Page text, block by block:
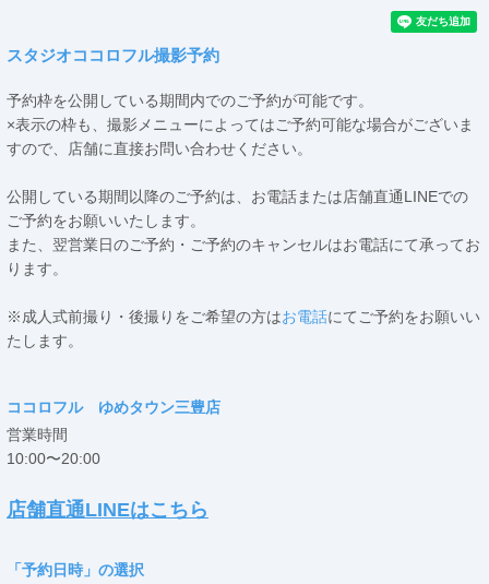
スタジオココロフル撮影予約
予約枠を公開している期間内でのご予約が可能です。
×表示の枠も、撮影メニューによってはご予約可能な場合がございま
すので、店舗に直接お問い合わせください。
公開している期間以降のご予約は、お電話または店舗直通LINEでの
ご予約をお願いいたします。
また、翌営業日のご予約・ご予約のキャンセルはお電話にて承ってお
ります。
※成人式前撮り・後撮りをご希望の方はお電話にてご予約をお願いい
たします。
ココロフル ゆめタウン三豊店
営業時間
10:00〜20:00
店舗直通LINEはこちら
「予約日時」の選択